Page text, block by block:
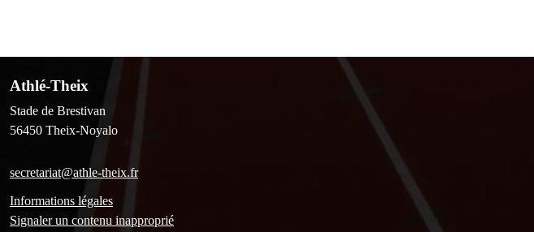
Athlé-Theix
Stade de Brestivan
56450 Theix-Noyalo
secretariat@athle-theix.fr
Informations légales
Signaler un contenu inapproprié